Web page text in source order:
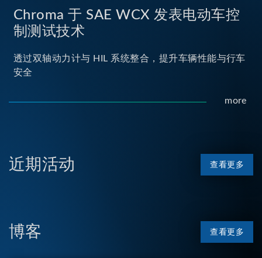
Chroma 于 SAE WCX 发表电动车控
制测试技术
透过双轴动力计与 HIL 系统整合，提升车辆性能与行车
安全
more
近期活动 查看更多
博客 查看更多